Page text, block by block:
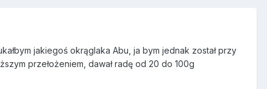
jakiegoś okrąglaka Abu, ja bym jednak został przy
przełożeniem, dawał radę od 20 do 100g